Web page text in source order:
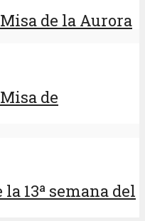
de la Aurora
de
13ª semana del